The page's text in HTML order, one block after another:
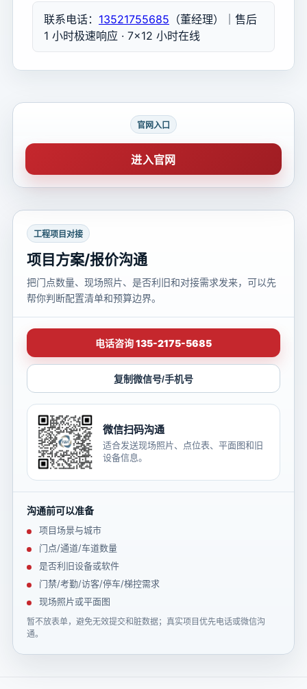
联系电话： 13521755685 （董经理）｜售后
1 小时极速响应 · 7×12 小时在线
官网入口
进入官网
工程项目对接
项目方案/报价沟通
把门点数量、现场照片、是否利旧和对接需求发来，可以先
帮你判断配置清单和预算边界。
电话咨询 135-2175-5685
复制微信号/手机号
微信扫码沟通
适合发送现场照片、点位表、平面图和旧
设备信息。
沟通前可以准备
项目场景与城市
门点/通道/车道数量
是否利旧设备或软件
门禁/考勤/访客/停车/梯控需求
现场照片或平面图
暂不放表单，避免无效提交和脏数据；真实项目优先电话或微信沟
通。